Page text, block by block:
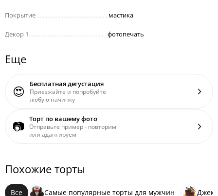
Покрытие мастика
Декор 1 фотопечать
Еще
😍 Бесплатная дегустация
Приезжайте и попробуйте
любую начинку
📷 Торт по вашему фото
Отправьте пример - повторим
или адаптируем
Похожие торты
Все Самые популярные торты для мужчин Джек